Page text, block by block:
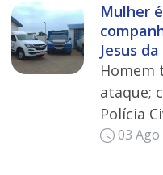
Mulher
Jesus
Homem
ataque;
Polícia
03